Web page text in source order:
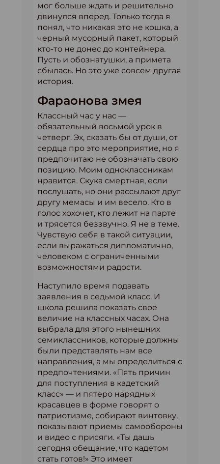
мог больше ждать и решительно
двинулся вперед. Только тогда я
понял, что никакая это не кошка, а
черный мусорный пакет, который
кто-то не донес до контейнера.
Пусть и обознатушки, а примета
сбылась. Но это уже совсем другая
история.
Фараонова змея
Классный час у нас —
обязательный восьмой урок в
четверг. Эх, сказать бы от души, от
сердца про это мероприятие, но я
предпочитаю не обозначать свою
позицию. Моим одноклассникам
нравится. Скука смертная, если
послушать, но они рассылают друг
другу мемасы и им весело. Кто в
голос хохочет, кто лежит на парте
и трясется беззвучно. Я не в теме.
Чувствую себя в такой ситуации,
если выражаться дипломатично,
человеком с ограниченными
возможностями радости.
Наступило время подавать
заявления в седьмой класс. И
школа решила показать свое
величие на классных часах. Она
выбрала для этого нынешних
семиклассников, которые должны
были представлять нам все
направления, а мы определиться с
предпочтениями. «Пять причин
для поступления в кадетский
класс» — и пятеро нарядных
красавцев в форме говорят о
патриотизме, собирают винтовку,
показывают приемы самообороны
и видео с присяги. «Ты дашь
сегодня обещание, что кадетом
стать готов!» Это имеет